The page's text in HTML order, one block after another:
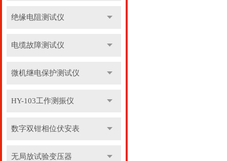
绝缘电阻测试仪
电缆故障测试仪
微机继电保护测试仪
HY-103工作测振仪
数字双钳相位伏安表
无局放试验变压器